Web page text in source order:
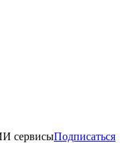
сервисыПодписаться